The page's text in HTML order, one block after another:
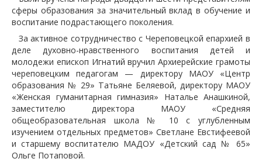
сферы образования за значительный вклад в обучение и
воспитание подрастающего поколения.
За активное сотрудничество с Череповецкой епархией в
деле духовно-нравственного воспитания детей и
молодежи епископ Игнатий вручил Архиерейские грамоты
череповецким педагогам — директору МАОУ «Центр
образования № 29» Татьяне Беляевой, директору МАОУ
«Женская гуманитарная гимназия» Наталье Анашкиной,
заместителю директора МАОУ «Средняя
общеобразовательная школа № 10 с углубленным
изучением отдельных предметов» Светлане Евстифеевой
и старшему воспитателю МАДОУ «Детский сад № 65»
Ольге Потаповой.